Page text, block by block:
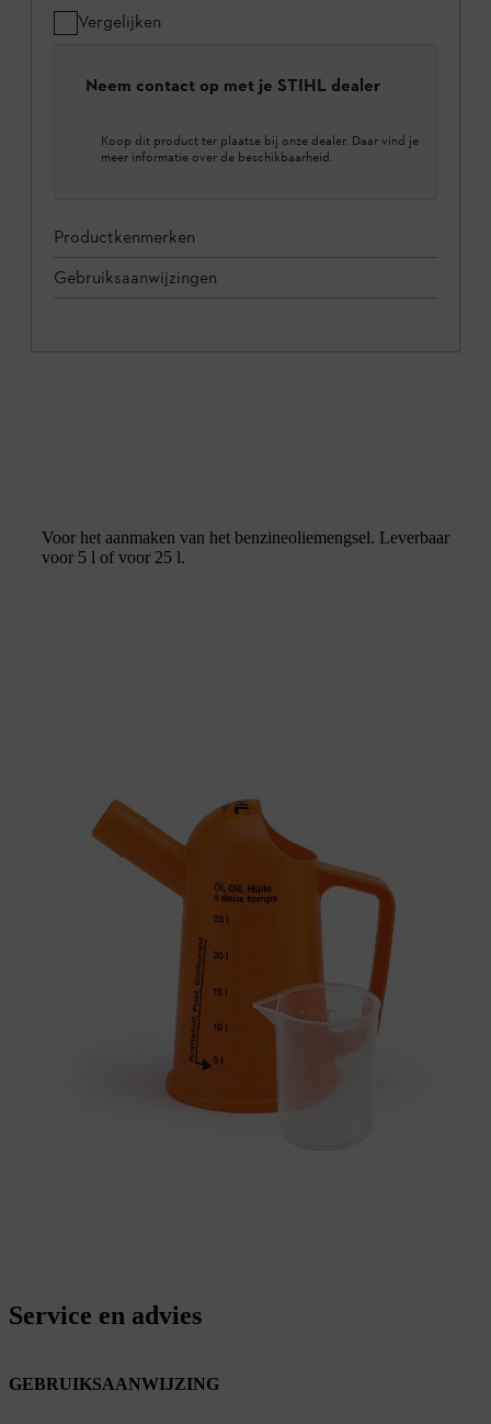
Vergelijken
Neem contact op met je STIHL dealer
Koop dit product ter plaatse bij onze dealer. Daar vind je
meer informatie over de beschikbaarheid.
Productkenmerken
Gebruiksaanwijzingen
Voor het aanmaken van het benzineoliemengsel. Leverbaar
voor 5 l of voor 25 l.
Service en advies
GEBRUIKSAANWIJZING